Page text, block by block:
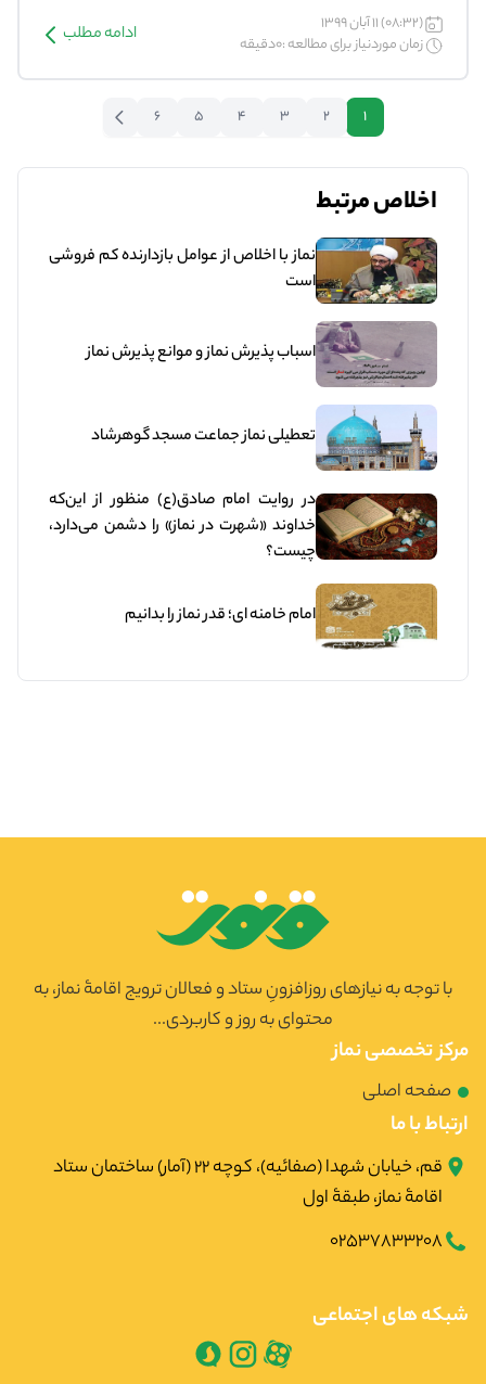
(08:32) 11 آبان 1399
زمان موردنیاز برای مطالعه :0دقیقه
ادامه مطلب
1
2
3
4
5
6
اخلاص مرتبط
نماز با اخلاص از عوامل بازدارنده کم فروشی
است
اسباب پذيرش نماز و موانع پذيرش نماز
تعطیلی نماز جماعت مسجد گوهرشاد
در روایت امام صادق(ع) منظور از این‌که
خداوند «شهرت در نماز» را دشمن می‌‌دارد،
چیست؟
امام خامنه ای؛ قدر نماز را بدانیم
با توجه به نیازهای روزافزونِ ستاد و فعالان ترویج اقامۀ نماز، به
محتوای به روز و کاربردی...
مرکز تخصصی نماز
صفحه اصلی
ارتباط با ما
قم، خیابان شهدا (صفائیه)، کوچه ۲۲ (آمار) ساختمان ستاد
اقامۀ نماز، طبقۀ اول
02537833208
شبکه های اجتماعی